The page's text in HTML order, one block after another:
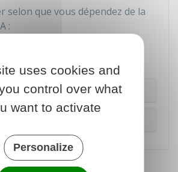
selon que vous dépendez de la
:
de situation familiale
uses cookies and
control over what
want to activate
Personalize